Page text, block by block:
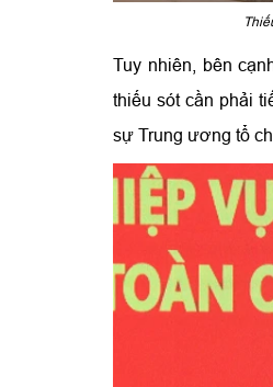
Tuy nhiên, bên
thiếu sót cần phải
sự Trung ương tổ